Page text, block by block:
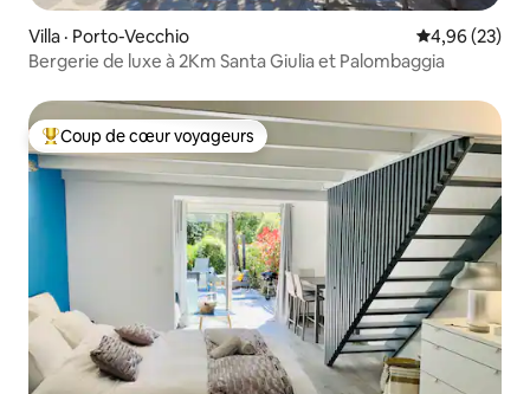
Villa · Porto-Vecchio Note
4,96 (23)
Bergerie de luxe à 2Km Santa Giulia et Palombaggia
Coup de cœur voyageurs parmi les plus aimés
Coup de cœur voyageurs